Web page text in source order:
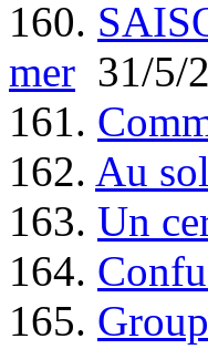
160.
mer 31/5/
161.
162. Au
163. Un
164.
165.